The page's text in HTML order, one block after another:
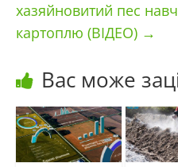
хазяйновитий пес
картоплю (ВІДЕО) →
Вас може